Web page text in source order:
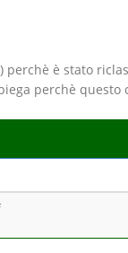
è stato
perchè questo